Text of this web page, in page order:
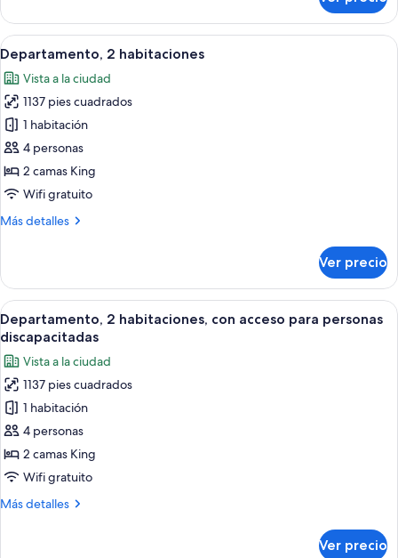
1
habitación,
balcón
Abrir
todas
las
fotos
de
Departamento,
2
habitaciones
Una habitación de hotel moderna
14
Departamento, 2 habitaciones
Vista a la ciudad
1137 pies cuadrados
1 habitación
4 personas
2 camas King
Wifi gratuito
Más detalles
Más
2
habitaciones
Ver precio
Abrir
todas
las
fotos
de
Departamento,
2
habitaciones,
con
para
Una habitación de hotel moderna
15
Departamento, 2 habitaciones, con acceso para personas
discapacitadas
Vista a la ciudad
1137 pies cuadrados
1 habitación
4 personas
2 camas King
Wifi gratuito
Más detalles
Más
Ver precio